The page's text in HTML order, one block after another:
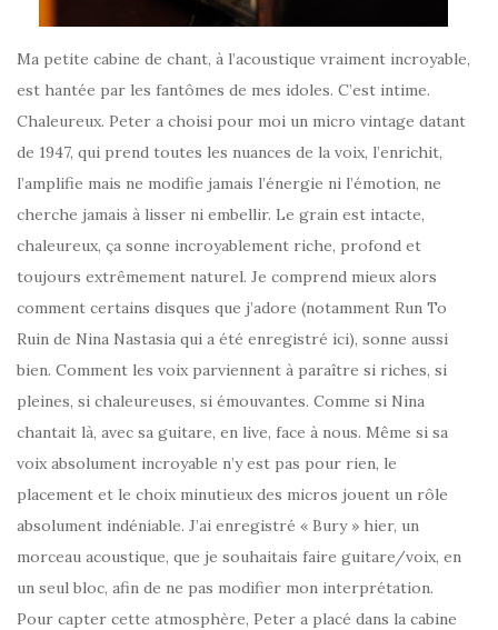
Ma petite cabine de chant, à l’acoustique vraiment incroyable,
est hantée par les fantômes de mes idoles. C’est intime.
Chaleureux. Peter a choisi pour moi un micro vintage datant
de 1947, qui prend toutes les nuances de la voix, l’enrichit,
l’amplifie mais ne modifie jamais l’énergie ni l’émotion, ne
cherche jamais à lisser ni embellir. Le grain est intacte,
chaleureux, ça sonne incroyablement riche, profond et
toujours extrêmement naturel. Je comprend mieux alors
comment certains disques que j’adore (notamment Run To
Ruin de Nina Nastasia qui a été enregistré ici), sonne aussi
bien. Comment les voix parviennent à paraître si riches, si
pleines, si chaleureuses, si émouvantes. Comme si Nina
chantait là, avec sa guitare, en live, face à nous. Même si sa
voix absolument incroyable n’y est pas pour rien, le
placement et le choix minutieux des micros jouent un rôle
absolument indéniable. J’ai enregistré « Bury » hier, un
morceau acoustique, que je souhaitais faire guitare/voix, en
un seul bloc, afin de ne pas modifier mon interprétation.
Pour capter cette atmosphère, Peter a placé dans la cabine